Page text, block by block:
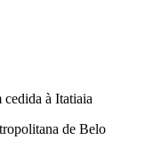
cedida à Itatiaia
de Belo